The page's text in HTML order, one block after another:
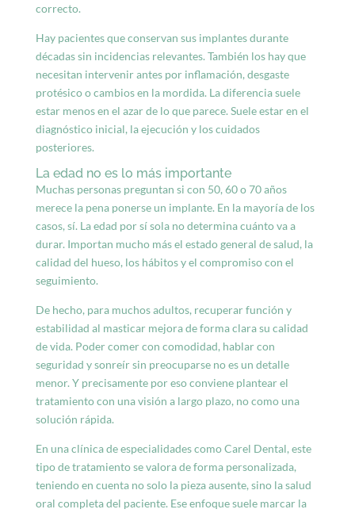
correcto.
Hay pacientes que conservan sus implantes durante
décadas sin incidencias relevantes. También los hay que
necesitan intervenir antes por inflamación, desgaste
protésico o cambios en la mordida. La diferencia suele
estar menos en el azar de lo que parece. Suele estar en el
diagnóstico inicial, la ejecución y los cuidados
posteriores.
La edad no es lo más importante
Muchas personas preguntan si con 50, 60 o 70 años
merece la pena ponerse un implante. En la mayoría de los
casos, sí. La edad por sí sola no determina cuánto va a
durar. Importan mucho más el estado general de salud, la
calidad del hueso, los hábitos y el compromiso con el
seguimiento.
De hecho, para muchos adultos, recuperar función y
estabilidad al masticar mejora de forma clara su calidad
de vida. Poder comer con comodidad, hablar con
seguridad y sonreír sin preocuparse no es un detalle
menor. Y precisamente por eso conviene plantear el
tratamiento con una visión a largo plazo, no como una
solución rápida.
En una clínica de especialidades como Carel Dental, este
tipo de tratamiento se valora de forma personalizada,
teniendo en cuenta no solo la pieza ausente, sino la salud
oral completa del paciente. Ese enfoque suele marcar la